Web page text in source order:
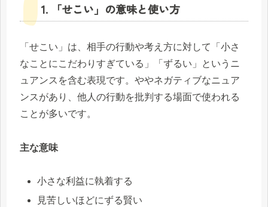
1. 「せこい」の意味と使い方
「せこい」は、相手の行動や考え方に対して「小さ
なことにこだわりすぎている」「ずるい」というニ
ュアンスを含む表現です。ややネガティブなニュア
ンスがあり、他人の行動を批判する場面で使われる
ことが多いです。
主な意味
小さな利益に執着する
見苦しいほどにずる賢い